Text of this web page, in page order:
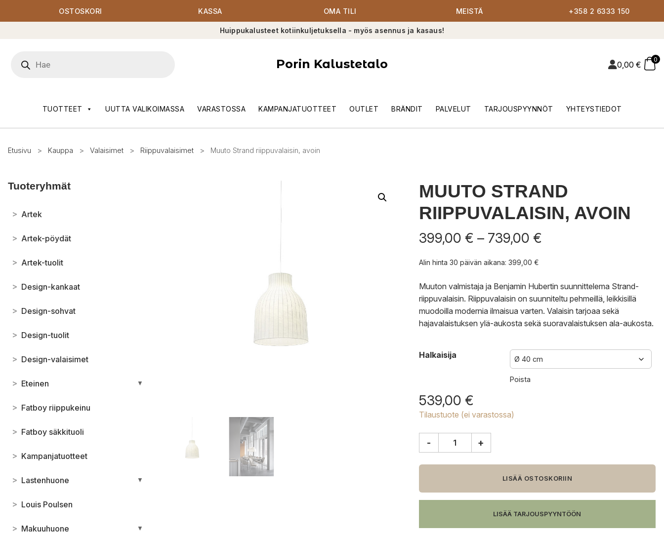
OSTOSKORI KASSA OMA TILI MEISTÄ +358 2 6333 150
Huippukalusteet kotiinkuljetuksella - myös asennus ja kasaus!
search
Porin Kalustetalo 0,00 €
0
TUOTTEET UUTTA VALIKOIMASSA VARASTOSSA KAMPANJATUOTTEET OUTLET BRÄNDIT PALVELUT TARJOUSPYYNNÖT YHTEYSTIEDOT
Etusivu > Kauppa > Valaisimet > Riippuvalaisimet > Muuto Strand riippuvalaisin, avoin
Tuoteryhmät
> Artek
> Artek-pöydät
> Artek-tuolit
> Design-kankaat
> Design-sohvat
> Design-tuolit
> Design-valaisimet
> Eteinen ▼
> Fatboy riippukeinu
> Fatboy säkkituoli
> Kampanjatuotteet
> Lastenhuone ▼
> Louis Poulsen
> Makuuhuone ▼
MUUTO STRAND
RIIPPUVALAISIN, AVOIN
399,00 € – 739,00 €
Alin hinta 30 päivän aikana: 399,00 €
Muuton valmistaja ja Benjamin Hubertin suunnittelema Strand-
riippuvalaisin. Riippuvalaisin on suunniteltu pehmeillä, leikkisillä
muodoilla modernia ilmaisua varten. Valaisin tarjoaa sekä
hajavalaistuksen ylä-aukosta sekä suoravalaistuksen ala-aukosta.
Halkaisija
Poista
539,00 €
Tilaustuote (ei varastossa)
riippuvalaisin,
määrä
- +
LISÄÄ OSTOSKORIIN
LISÄÄ TARJOUSPYYNTÖÖN